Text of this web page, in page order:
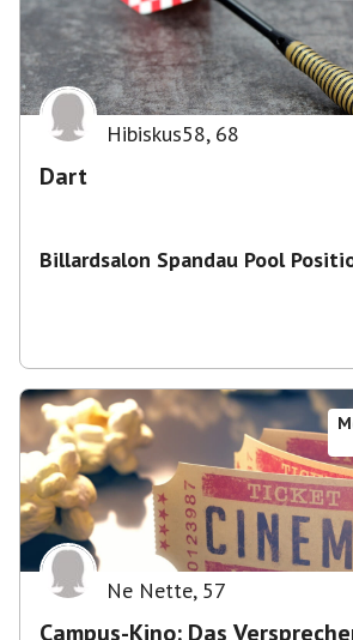
Hibiskus58, 68
Dart
Billardsalon Spandau Pool
Ne Nette, 57
Campus-Kino: Das